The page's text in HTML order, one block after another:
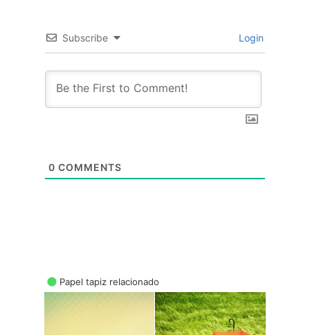
Subscribe Login
0 COMMENTS
Papel tapiz relacionado